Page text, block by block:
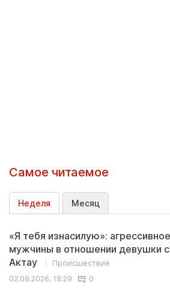
Самое читаемое
Неделя Месяц
«Я тебя изнасилую»:
мужчины в отношении девушки
Актау
Происшествия
02.08.2026, 18:29
0